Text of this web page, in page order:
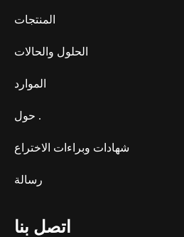
المنتجات
الحلول والحالات
الموارد
حول .
شهادات وبراءات الاختراع
رسالة
اتصل بنا